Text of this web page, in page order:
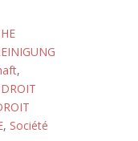
,
DROIT
, Société